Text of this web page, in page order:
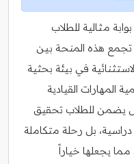
مثالية للطلاب
تجمع هذه المنحة بين
في بيئة بحثية
المهارات القيادية
يضمن للطلاب تحقيق
بل رحلة متكاملة
يجعلها خياراً